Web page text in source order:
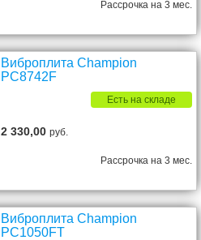
Рассрочка на 3 мес.
Виброплита Champion
PC8742F
Есть на складе
2 330,00руб.
Рассрочка на 3 мес.
Виброплита Champion
PC1050FT